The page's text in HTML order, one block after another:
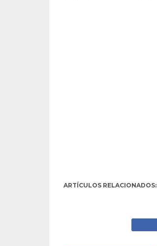
ARTÍCULOS RELACIONADOS: